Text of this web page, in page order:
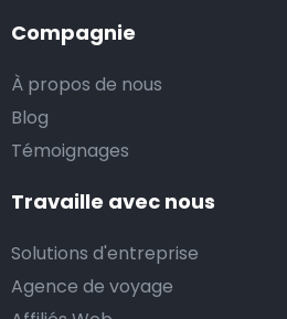
Compagnie
À propos de nous
Blog
Témoignages
Travaille avec nous
Solutions d'entreprise
Agence de voyage